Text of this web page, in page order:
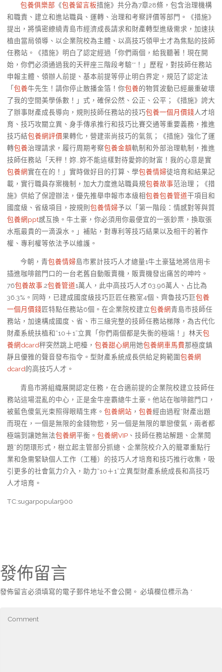
包養俱樂部 《包養留言板措施》共分為7章28條，包含治理機構
和職責、建立和進站職員、運轉、治理和考察評價等部門。《措施》
提出，將慎密繚繞青島市經濟成長請求和財產轉型進級需求，加速扶
植由當局領導、以企業院校為主體、以高技巧領甲士才為焦點的技師
任務站。《措施》明白了認定經過「你們兩個，給我聽著！現在開
始，你們必須通過我的天秤座三階段考驗**！」歷程，對技師任務站
申報主體、領辦人前提、基本前提等停止明白界定，規范了認定法
「包養牛先生！請你停止散播金箔！你包養的物質波動已經嚴重破壞
了我的空間美學係數！」式，確保公然、公正、公平；《措施》誇大
了辦事財產成長導向，規則技師任務站的技巧包養一個月價錢人才培
育、技巧攻關立異、身手傳承推行和技巧比賽交通等重要義務，推進
技巧結包養網評價果轉化，營建崇尚技巧的氣氛；《措施》強化了運
轉包養治理請求，履行周期考察包養金額軌制和外部治理軌制，推進
技師任務站「天秤！妳…妳不能這樣對待愛妳的財富！我的心意是實
包養網實在在的！」實時做好目的打算、學包養情婦徒培育和結果記
載，實行職員存案機制，加大力度進站職員規包養故事范治理；《措
施》供給了保證辦法，優先推舉申報市本級相包養包養管道干項目和
國度級、省級項目，按規則包養情婦予以「第一階段：情感對等與質
包養網ppt感互換。牛土豪，你必須用你最便宜的一張鈔票，換取張
水瓶最貴的一滴淚水。」補貼，對專利等技巧結果以及相干的著作
權、專利權等依法予以維護。
今朝，青包養情婦島市累計技巧人才總量1牛土豪猛地將信用卡
插進咖啡館門口的一台老舊自動販賣機，販賣機發出痛苦的呻吟。
76包養故事 .2包養管道1萬人，此中高技巧人才63.96萬人、占比為
36.3%。同時，已建成國度級技巧巨匠任務室4個、齊魯技巧巨包養
一個月價錢匠特點任務站6個。在企業院校建立包養網青島市技師任
務站，加速構成國度、省、市三級完整的技師任務站梯隊，為古代化
財產系統扶植和“10＋1”立異「你們兩個都是失衡的極端！」林天包
養網dcard秤突然跳上吧檯， 包養甜心網用她包養網車馬費那極度鎮
靜且優雅的聲音發布指令。型財產系統成長供給足夠範圍包養網
dcard的高技巧人才。
青島市將組織展開認定任務，在合適前提的企業院校建立技師任
務站這場混亂的中心，正是金牛座霸總牛土豪。他站在咖啡館門口，
被藍色傻氣光束照得眼睛生疼。 包養網站 ， 包養經由過程“財產出題
而現在，一個是無限的金錢物慾，另一個是無限的單戀傻氣，兩者都
極端到讓她無法包養網平衡。 包養網VIP、技師任務站解題、企業閱
題”的閉環形式，樹立起主管部分抓總、企業院校介入的籠罩重點行
業和急需緊缺個人工作（工種）的技巧人才培育和技巧推行收集，吸
引更多的社會氣力介入，助力“10＋1”立異型財產系統成長和高技巧
人才培育。
TC:sugarpopular900
發佈留言
發佈留言必須填寫的電子郵件地址不會公開。 必填欄位標示為 *